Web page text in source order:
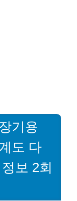
기용
도 다
보 2회